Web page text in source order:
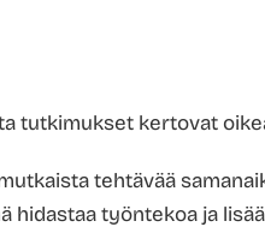
tutkimukset kertovat
tehtävää
hidastaa työntekoa ja